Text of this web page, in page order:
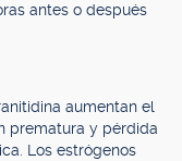
antes o después
aumentan el
prematura y pérdida
Los estrógenos